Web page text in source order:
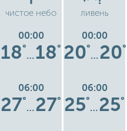
чистое небо
00:00
18°
…18°
06:00
27°
…27°
ливень
00:00
20°
…20°
06:00
25°
…25°